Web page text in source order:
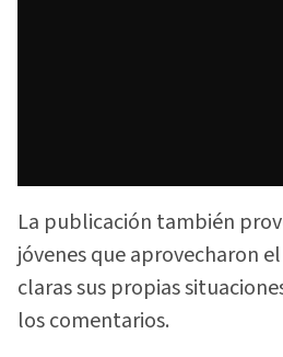
La publicación también
jóvenes que aprovecharon
claras sus propias
los comentarios.